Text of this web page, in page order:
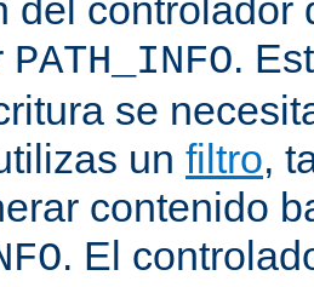
del controlador
PATH_INFO.
se
un filtro,
contenido
. El